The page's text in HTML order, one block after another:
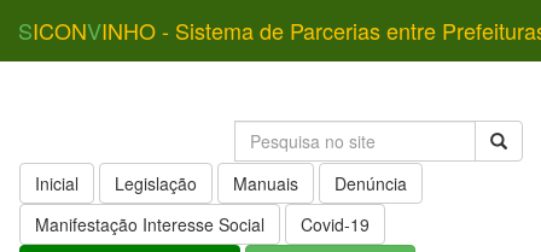
SICONVINHO - Sistema de Parcerias entre
Inicial Legislação Manuais
Denúncia
Manifestação Interesse Social
Covid-19